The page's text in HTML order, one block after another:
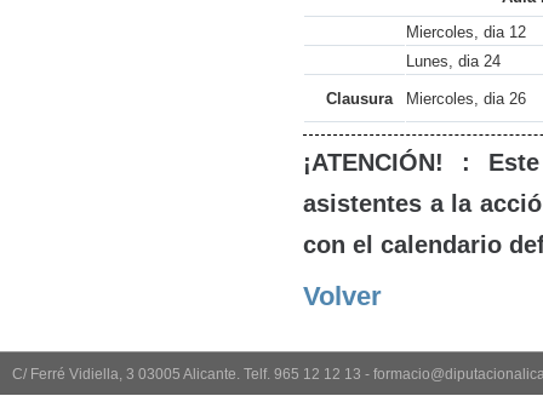
Miercoles, dia 12
Lunes, dia 24
Clausura Miercoles, dia 26
¡ATENCIÓN! :
asistentes a la
con el calendario
Volver
C/ Ferré Vidiella, 3 03005 Alicante. Telf. 965 12 12 13 -